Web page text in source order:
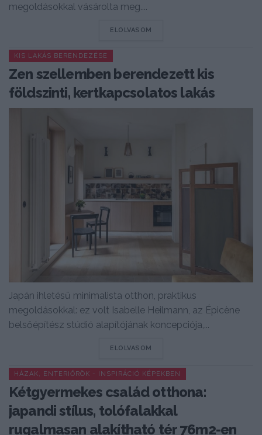
megoldásokkal vásárolta meg....
ELOLVASOM
KIS LAKÁS BERENDEZÉSE
Zen szellemben berendezett kis
földszinti, kertkapcsolatos lakás
Japán ihletésű minimalista otthon, praktikus
megoldásokkal: ez volt Isabelle Heilmann, az Épicène
belsőépítész stúdió alapítójának koncepciója,...
ELOLVASOM
HÁZAK, ENTERIŐRÖK - INSPIRÁCIÓ KÉPEKBEN
Kétgyermekes család otthona:
japandi stílus, tolófalakkal
rugalmasan alakítható tér 76m2-en